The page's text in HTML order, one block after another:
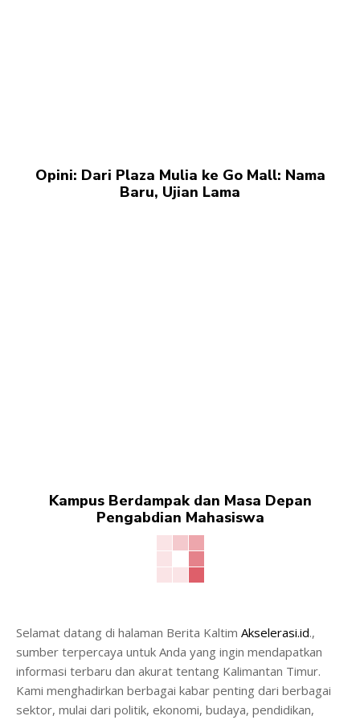
Opini: Dari Plaza Mulia ke Go Mall: Nama
Baru, Ujian Lama
Kampus Berdampak dan Masa Depan
Pengabdian Mahasiswa
Selamat datang di halaman Berita Kaltim Akselerasi.id.,
sumber terpercaya untuk Anda yang ingin mendapatkan
informasi terbaru dan akurat tentang Kalimantan Timur.
Kami menghadirkan berbagai kabar penting dari berbagai
sektor, mulai dari politik, ekonomi, budaya, pendidikan,